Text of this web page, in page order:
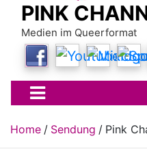
PINK
Medien im Queerformat
Home Sendung Pink